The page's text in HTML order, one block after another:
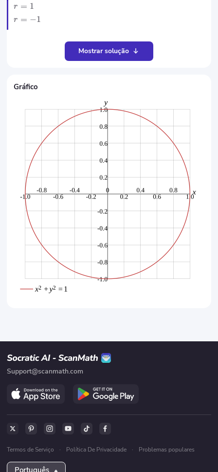
r = 1
r = −1
Mostrar solução
Gráfico
Support@scanmath.com
Termos de Serviço · Política De Privacidade · Problemas populares
Português